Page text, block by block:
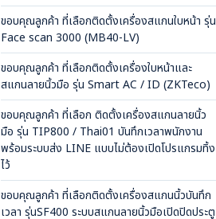
ขอบคุณลูกค้า ที่เลือกติดตั้งเครื่องสแกนใบหน้า รุ่น
Face scan 3000 (MB40-LV)
ขอบคุณลูกค้า ที่เลือกติดตั้งเครื่องใบหน้าและ
สแกนลายนิ้วมือ รุ่น Smart AC / ID (ZKTeco)
ขอบคุณลูกค้า ที่เลือก ติดตั้งเครื่องสแกนลายนิ้ว
มือ รุ่น TIP800 / Thai01 บันทึกเวลาพนักงาน
พร้อมระบบส่ง LINE แบบไม่ต้องเปิดโปรแกรมทิ้ง
ไว้
ขอบคุณลูกค้า ที่เลือกติดตั้งเครื่องสแกนนิ้วบันทึก
เวลา รุ่นSF400 ระบบสแกนลายนิ้วมือเปิดปิดประตู